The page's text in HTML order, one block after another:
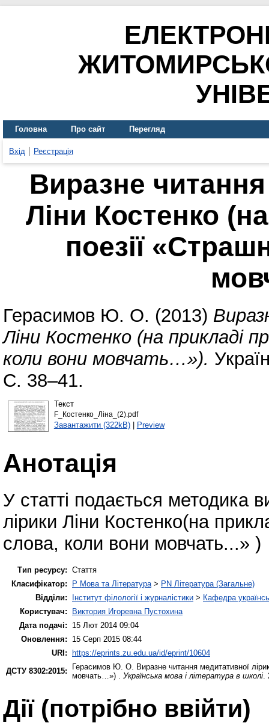
Головна Про сайт Перегляд
Вхід Реєстрація
Виразне
Ліни Костенко
поезії
Герасимов Ю. О. (2013)
Ліни Костенко (на прикладі
коли вони мовчать…»).
С. 38–41.
Текст
F_Костенко_Ліна_(2).pdf
Завантажити (322kB)| Preview
Анотація
У статті подається методика
лірики Ліни Костенко(на
слова, коли вони мовчать...» )
Тип ресурсу: Стаття
Класифікатор:
P Мова та Література > PN Література (Загальне)
Відділи:
Інститут філології і журналістики > Кафедра
Користувач:
Виктория Игоревна Пустохина
Дата подачі:
15 Лют 2014 09:04
Оновлення:
15 Серп 2015 08:44
URI: https://eprints.zu.edu.ua/id/eprint/10604
ДСТУ 8302:2015:
Герасимов Ю. О. Виразне читання медитативної
мовчать…») . Українська мова і література в школі
Дії ​​(потрібно ввійти)